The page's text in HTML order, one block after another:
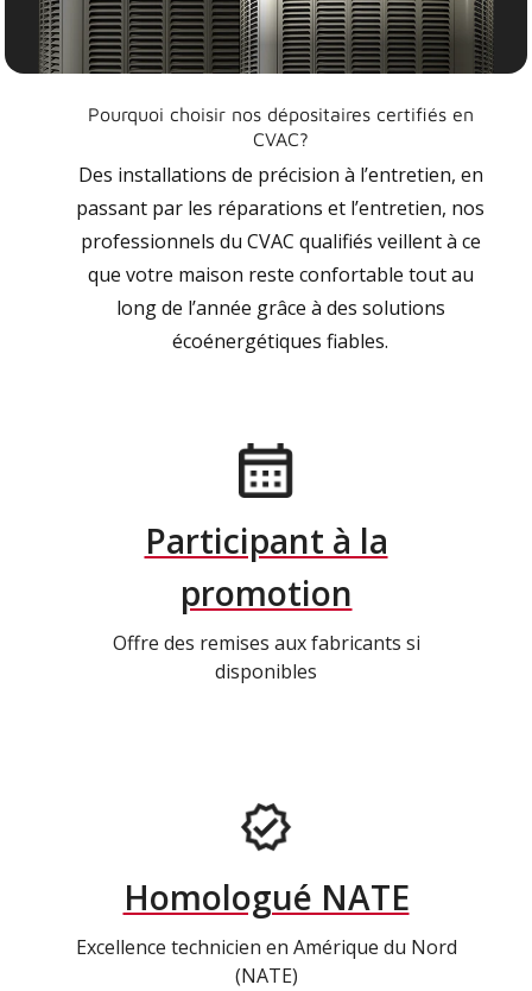
Pourquoi choisir nos dépositaires certifiés en
CVAC?
Des installations de précision à l’entretien, en
passant par les réparations et l’entretien, nos
professionnels du CVAC qualifiés veillent à ce
que votre maison reste confortable tout au
long de l’année grâce à des solutions
écoénergétiques fiables.
Participant à la
promotion
Offre des remises aux fabricants si
disponibles
Homologué NATE
Excellence technicien en Amérique du Nord
(NATE)